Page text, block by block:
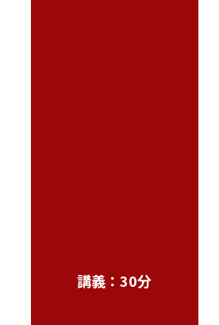
講義：30分